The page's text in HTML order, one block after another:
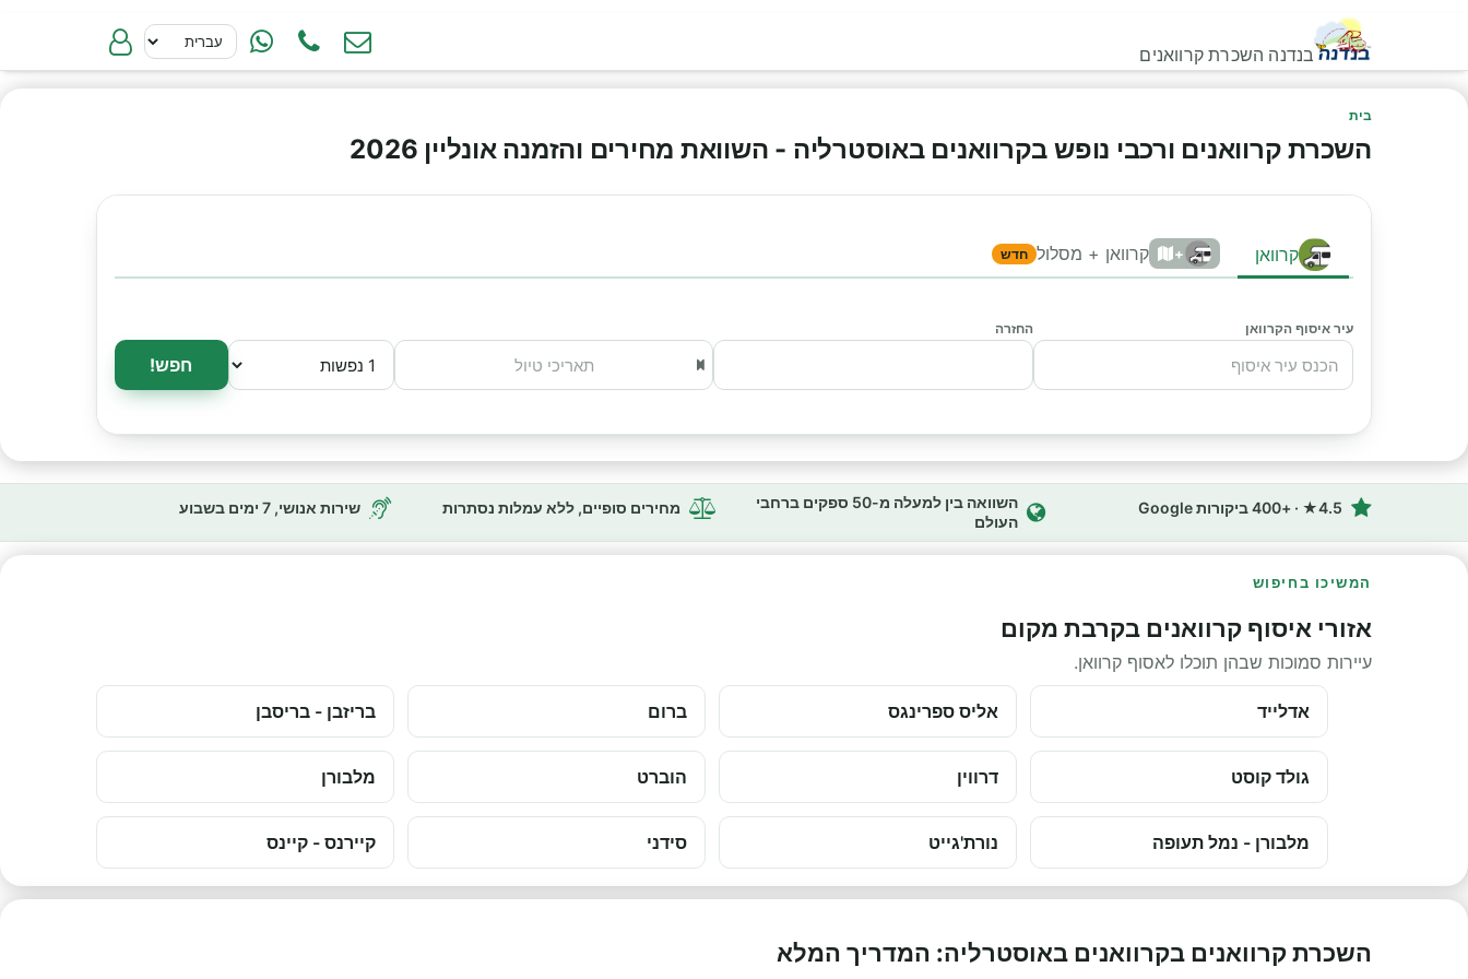
בנדנה השכרת קרוואנים
בית
השכרת קרוואנים ורכבי נופש בקרוואנים באוסטרליה - השוואת מחירים והזמנה אונליין 2026
קרוואן + קרוואן + מסלול חדש
עיר איסוף הקרוואן החזרה
חפש!
4.5★ · +400 ביקורות Google
השוואה בין למעלה מ-50 ספקים ברחבי
העולם
מחירים סופיים, ללא עמלות נסתרות שירות אנושי, 7 ימים בשבוע
המשיכו בחיפוש
אזורי איסוף קרוואנים בקרבת מקום
עיירות סמוכות שבהן תוכלו לאסוף קרוואן.
אדלייד אליס ספרינגס ברום בריזבן - בריסבן
גולד קוסט דרווין הוברט מלבורן
מלבורן - נמל תעופה נורת'גייט סידני קיירנס - קיינס
השכרת קרוואנים בקרוואנים באוסטרליה: המדריך המלא